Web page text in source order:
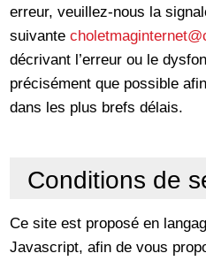
erreur, veuillez-nous la
suivantecholetmaginternet
décrivant l’erreur ou le
précisément que possible
dans les plus brefs délais.
Conditions de
Ce site est proposé en
Javascript, afin de vous